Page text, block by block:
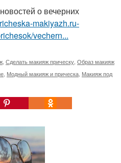
о вечерних
makiyazh.ru-
vechern...
Сделать макияж прическу Образ макияж
Модный макияж и прическа Макияж под